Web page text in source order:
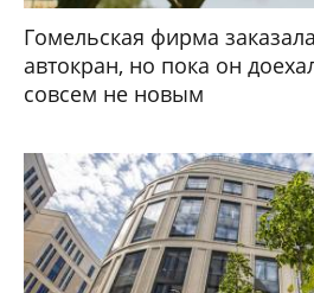
Гомельская фирма
автокран, но пока он
совсем не новым